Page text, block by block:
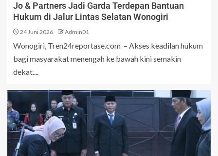
Jo & Partners Jadi Garda Terdepan Bantuan
Hukum di Jalur Lintas Selatan Wonogiri
24 Juni 2026 Admin01
Wonogiri, Tren24reportase.com – Akses keadilan hukum
bagi masyarakat menengah ke bawah kini semakin
dekat....